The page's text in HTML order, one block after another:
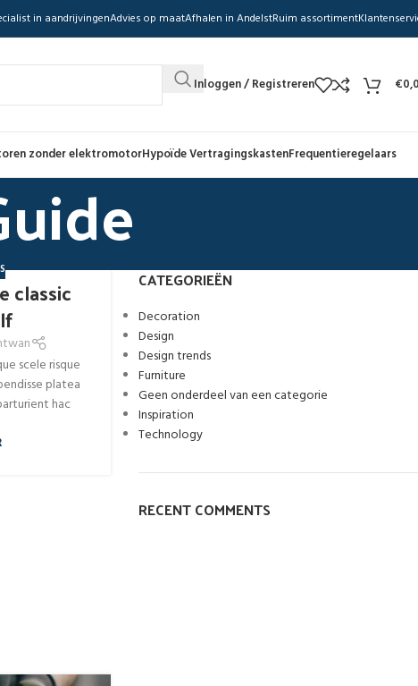
in aandrijvingenAdvies op maatAfhalen in AndelstRuim assortiment
Inloggen / Registreren €
zonder elektromotorHypoïde VertragingskastenFrequentieregelaars
classic
scele risque
platea
hac
CATEGORIEËN
Decoration
Design
Design trends
Furniture
Geen onderdeel van een categorie
Inspiration
Technology
RECENT COMMENTS